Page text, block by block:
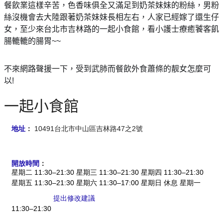
餐飲業這樣辛苦，色香味俱全又滿足到奶茶妹妹的粉絲，男粉
絲沒機會去大陸跟著奶茶妹妹長相左右，人家已經嫁了還生仔
女，至少來台北市吉林路的一起小食館，看小護士療癒饕客飢
腸轆轆的腸胃~~
不來網路聲援一下，受到武肺而餐飲外食蕭條的靓女怎麼可
以!
一起小食館
地址 ： 10491台北市中山區吉林路47之2號
開放時間 ：
星期二 11:30–21:30 星期三 11:30–21:30 星期四 11:30–21:30
星期五 11:30–21:30 星期六 11:30–17:00 星期日 休息 星期一
11:30–21:30
提出修改建議